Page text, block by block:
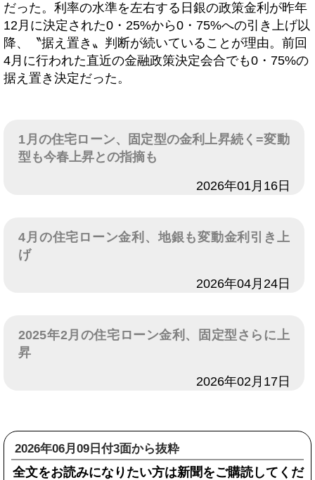
だった。利率の水準を左右する日銀の政策金利が昨年
12月に決定された0・25%から0・75%への引き上げ以
降、〝据え置き〟判断が続いていることが理由。前回
4月に行われた直近の金融政策決定会合でも0・75%の
据え置き決定だった。
1月の住宅ローン、固定型の金利上昇続く=変動
型も今春上昇との指摘も
2026年01月16日
4月の住宅ローン金利、地銀も変動金利引き上
げ
2026年04月24日
2025年2月の住宅ローン金利、固定型さらに上
昇
2026年02月17日
2026年06月09日付3面から抜粋
全文をお読みになりたい方は新聞をご購読してくだ